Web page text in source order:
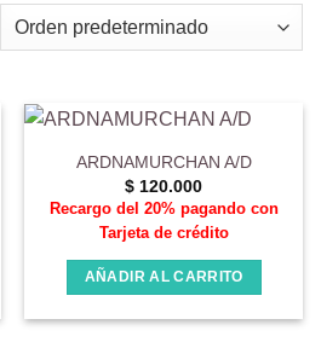
ARDNAMURCHAN A/D
$ 120.000
Recargo del 20% pagando con
Tarjeta de crédito
AÑADIR AL CARRITO